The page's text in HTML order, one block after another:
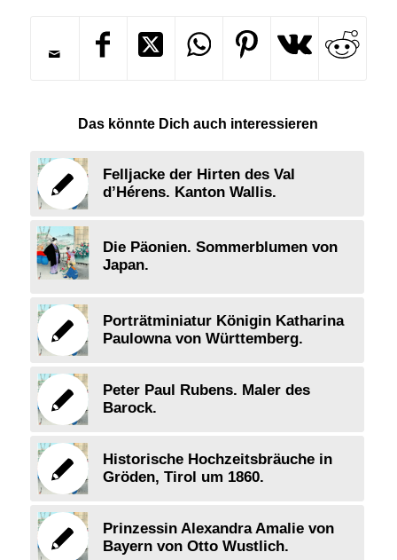
Das könnte Dich auch interessieren
Felljacke der Hirten des Val
d’Hérens. Kanton Wallis.
Die Päonien. Sommerblumen von
Japan.
Porträtminiatur Königin Katharina
Paulowna von Württemberg.
Peter Paul Rubens. Maler des
Barock.
Historische Hochzeitsbräuche in
Gröden, Tirol um 1860.
Prinzessin Alexandra Amalie von
Bayern von Otto Wustlich.